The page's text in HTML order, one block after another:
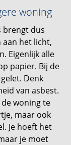
woning
brengt dus
het licht,
Eigenlijk alle
papier. Bij de
Denk
van asbest.
woning te
maar ook
Je hoeft het
je moet